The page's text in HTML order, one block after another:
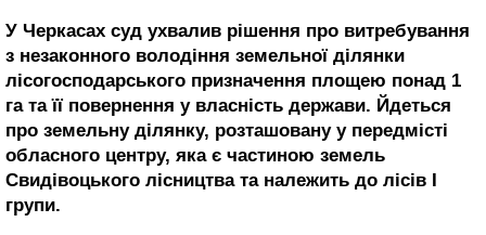
У Черкасах суд ухвалив рішення про витребування
з незаконного володіння земельної ділянки
лісогосподарського призначення площею понад 1
га та її повернення у власність держави. Йдеться
про земельну ділянку, розташовану у передмісті
обласного центру, яка є частиною земель
Свидівоцького лісництва та належить до лісів І
групи.